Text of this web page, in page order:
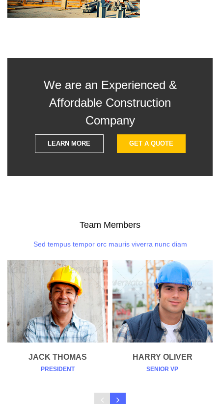
We are an Experienced &
Affordable Construction
Company
LEARN MORE GET A QUOTE
Team Members
Sed tempus tempor orc mauris viverra nunc diam
JACK THOMAS
PRESIDENT
HARRY OLIVER
SENIOR VP